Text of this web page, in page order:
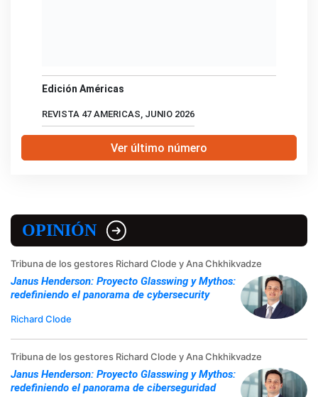
Edición Américas
REVISTA 47 AMERICAS, JUNIO 2026
Ver último número
OPINIÓN
Tribuna de los gestores Richard Clode y Ana Chkhikvadze
Janus Henderson: Proyecto Glasswing y Mythos:
redefiniendo el panorama de cybersecurity
Richard Clode
Tribuna de los gestores Richard Clode y Ana Chkhikvadze
Janus Henderson: Proyecto Glasswing y Mythos:
redefiniendo el panorama de ciberseguridad